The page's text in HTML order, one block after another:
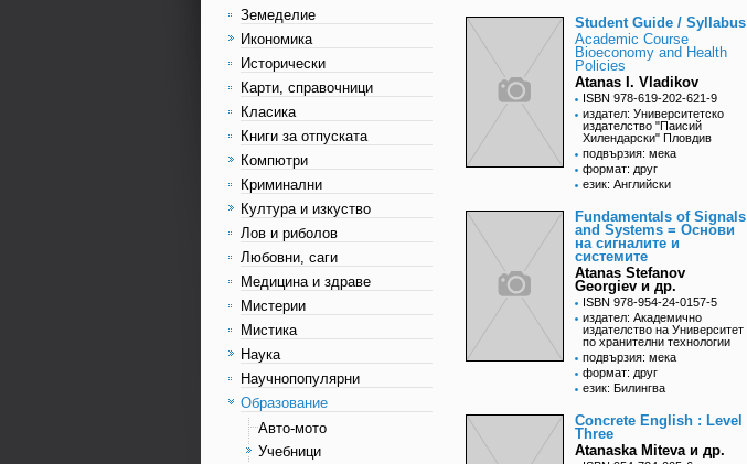
Земеделие
Икономика
Исторически
Карти, справочници
Класика
Книги за отпуската
Компютри
Криминални
Култура и изкуство
Лов и риболов
Любовни, саги
Медицина и здраве
Мистерии
Мистика
Наука
Научнопопулярни
Образование
Авто-мото
Учебници
Student Guide / Syllabus
Academic Course
Bioeconomy and Health
Policies
Atanas I. Vladikov
ISBN 978-619-202-621-9
издател: Университетско
издателство "Паисий
Хилендарски" Пловдив
подвързия: мека
формат: друг
език: Английски
Fundamentals of Signals
and Systems = Основи
на сигналите и
системите
Atanas Stefanov
Georgiev и др.
ISBN 978-954-24-0157-5
издател: Академично
издателство на Университет
по хранителни технологии
подвързия: мека
формат: друг
език: Билингва
Concrete English : Level
Three
Atanaska Miteva и др.